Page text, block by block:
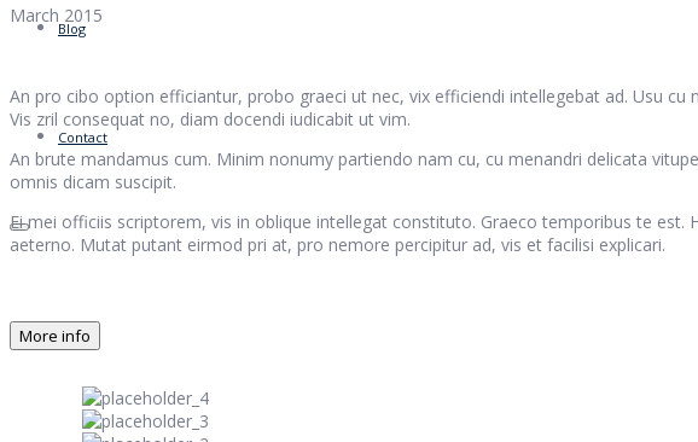
Blog
Contact
March 2015
An pro cibo option efficiantur, probo graeci ut nec, vix efficiendi intellegebat ad. Usu
Vis zril consequat no, diam docendi iudicabit ut vim.
An brute mandamus cum. Minim nonumy partiendo nam cu, cu menandri delicata
omnis dicam suscipit.
Ei mei officiis scriptorem, vis in oblique intellegat constituto. Graeco temporibus te
aeterno. Mutat putant eirmod pri at, pro nemore percipitur ad, vis et facilisi explicari.
More info